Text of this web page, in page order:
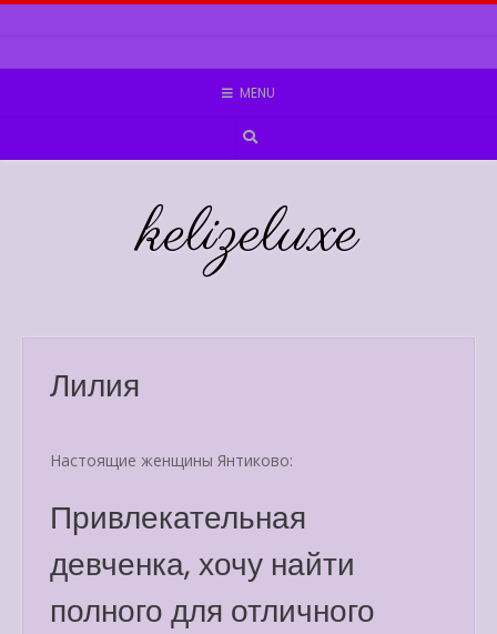
Skip
MENU
kelizeluxe
Лилия
Настоящие женщины Янтиково:
Привлекательная
девченка, хочу найти
полного для отличного